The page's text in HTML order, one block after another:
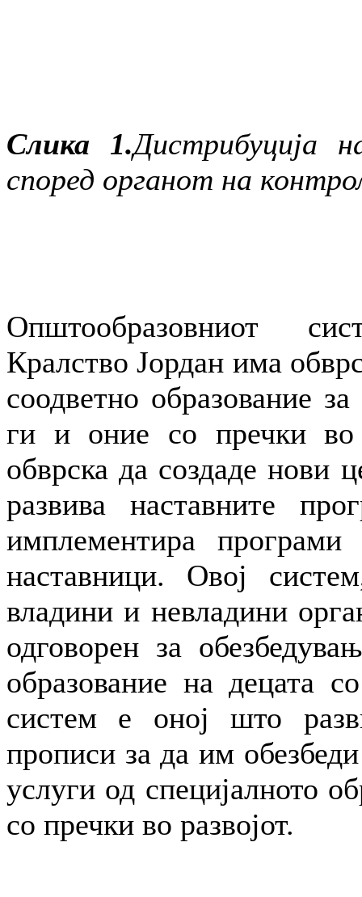
Слика 1.Дистрибуција
според органот на
Општообразовниот
Кралство Јордан има
соодветно образование
ги и оние со пречки во
обврска да создаде нови
развива наставните
имплементира
наставници. Овој
владини и невладини
одговорен за
образование на децата
систем е оној што
прописи за да им
услуги од специјалното
со пречки во развојот.